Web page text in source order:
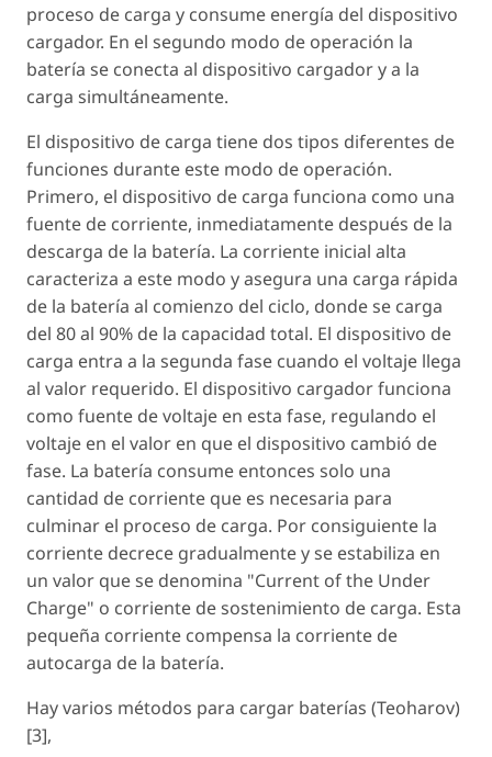
proceso de carga y consume energía del dispositivo
cargador. En el segundo modo de operación la
batería se conecta al dispositivo cargador y a la
carga simultáneamente.
El dispositivo de carga tiene dos tipos diferentes de
funciones durante este modo de operación.
Primero, el dispositivo de carga funciona como una
fuente de corriente, inmediatamente después de la
descarga de la batería. La corriente inicial alta
caracteriza a este modo y asegura una carga rápida
de la batería al comienzo del ciclo, donde se carga
del 80 al 90% de la capacidad total. El dispositivo de
carga entra a la segunda fase cuando el voltaje llega
al valor requerido. El dispositivo cargador funciona
como fuente de voltaje en esta fase, regulando el
voltaje en el valor en que el dispositivo cambió de
fase. La batería consume entonces solo una
cantidad de corriente que es necesaria para
culminar el proceso de carga. Por consiguiente la
corriente decrece gradualmente y se estabiliza en
un valor que se denomina "Current of the Under
Charge" o corriente de sostenimiento de carga. Esta
pequeña corriente compensa la corriente de
autocarga de la batería.
Hay varios métodos para cargar baterías (Teoharov)
[3],